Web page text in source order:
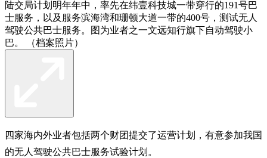
陆交局计划明年年中，率先在纬壹科技城一带穿行的191号巴
士服务，以及服务滨海湾和珊顿大道一带的400号，测试无人
驾驶公共巴士服务。图为业者之一文远知行旗下自动驾驶小
巴。 （档案照片）
四家海内外业者包括两个财团提交了运营计划，有意参加我国
的无人驾驶公共巴士服务试验计划。